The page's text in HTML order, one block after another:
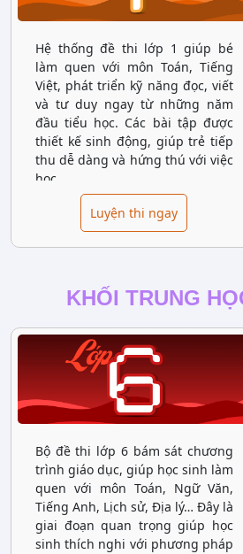
Hệ thống đề thi lớp 1 giúp bé
làm quen với môn Toán, Tiếng
Việt, phát triển kỹ năng đọc, viết
và tư duy ngay từ những năm
đầu tiểu học. Các bài tập được
thiết kế sinh động, giúp trẻ tiếp
thu dễ dàng và hứng thú với việc
học.
Luyện thi ngay
KHỐI TRUNG
Bộ đề thi lớp 6 bám sát chương
trình giáo dục, giúp học sinh làm
quen với môn Toán, Ngữ Văn,
Tiếng Anh, Lịch sử, Địa lý… Đây là
giai đoạn quan trọng giúp học
sinh thích nghi với phương pháp